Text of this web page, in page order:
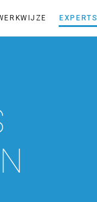
EXPERTS